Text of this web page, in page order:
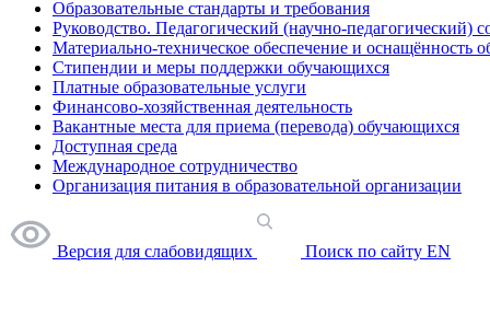
Образовательные стандарты и требования
Руководство. Педагогический (научно-педагогический)
Материально-техническое обеспечение и оснащённость
Стипендии и меры поддержки обучающихся
Платные образовательные услуги
Финансово-хозяйственная деятельность
Вакантные места для приема (перевода) обучающихся
Доступная среда
Международное сотрудничество
Организация питания в образовательной организации
Версия для слабовидящих Поиск по сайту EN